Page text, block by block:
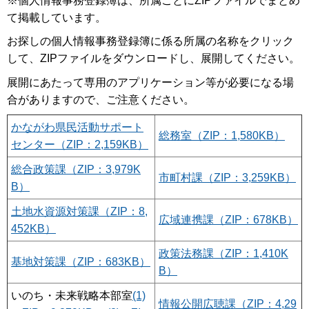
て掲載しています。
お探しの個人情報事務登録簿に係る所属の名称をクリック
して、ZIPファイルをダウンロードし、展開してください。
展開にあたって専用のアプリケーション等が必要になる場
合がありますので、ご注意ください。
かながわ県民活動サポート
センター（ZIP：2,159KB）
総務室（ZIP：1,580KB）
総合政策課（ZIP：3,979K
B）
市町村課（ZIP：3,259KB）
土地水資源対策課（ZIP：8,
452KB）
広域連携課（ZIP：678KB）
基地対策課（ZIP：683KB）
政策法務課（ZIP：1,410K
B）
いのち・未来戦略本部室(1)
情報公開広聴課（ZIP：4,29